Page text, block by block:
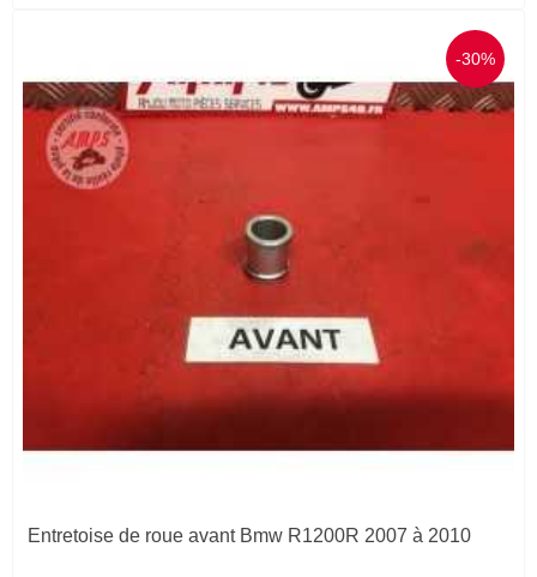
-30%
Entretoise de roue avant Bmw R1200R 2007 à 2010